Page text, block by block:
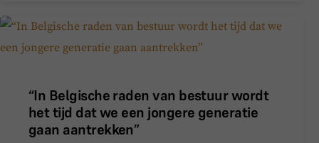
“In Belgische raden van bestuur wordt
het tijd dat we een jongere generatie
gaan aantrekken”